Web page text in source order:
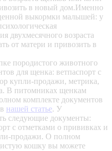
в новый дом.Именно
выкормки малышей: у
двухмесячного возраста
от матери и привозить в
породистого животного
для щенка: ветпаспорт с
купли-продажи, метрика,
В питомниках щенкам
комплекте документов
нашей статье. У
следующие документы:
с отметками о прививках и
продажи. О полном
кошку вы можете